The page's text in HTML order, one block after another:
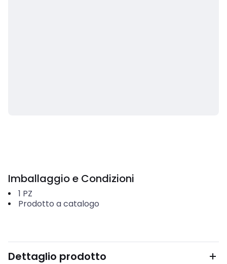
Imballaggio e Condizioni
1 PZ
Prodotto a catalogo
Dettaglio prodotto